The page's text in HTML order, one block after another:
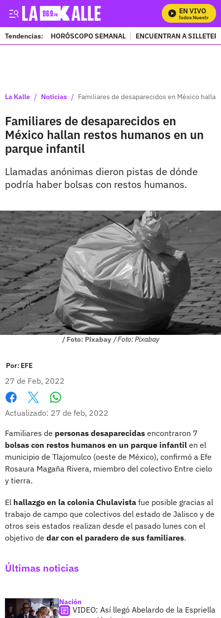
EN VIVO
Mira Todos Nuestros
Tendencias: HORÓSCOPO SEMANAL ENCUENTRAN A
La Kalle / Noticias / Familiares de desaparecidos en México
Familiares de desaparecidos en
México hallan restos humanos en un
parque infantil
Llamadas anónimas dieron pistas de dónde
podría haber bolsas con restos humanos.
/ Foto: Pixabay / Foto: Pixabay
Por: EFE
27 de Feb, 2022
Facebook
X
Actualizado: 27 de feb, 2022
Familiares de personas desaparecidas encontraron 7
bolsas con restos humanos en un parque infantil en el
municipio de Tlajomulco (oeste de México), confirmó a Efe
Rosaura Magaña Rivera, miembro del colectivo Entre cielo
y tierra.
El hallazgo en la colonia Chulavista fue posible gracias al
trabajo de campo que colectivos del estado de Jalisco y de
otros seis estados realizan desde el pasado lunes con el
objetivo de dar con el paradero de sus familiares.
Últimas noticias
Nación
VIDEO: Así llegó Abelardo de la Espriella